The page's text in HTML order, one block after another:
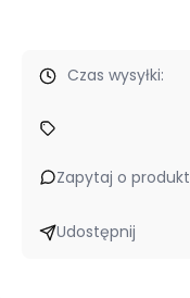
Czas wysyłki:
Zapytaj o produkt
Udostępnij